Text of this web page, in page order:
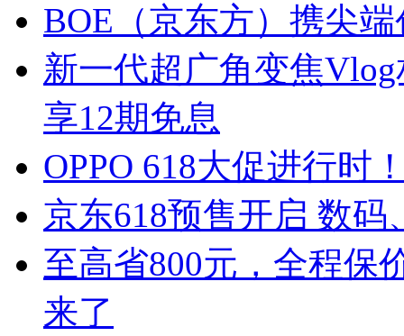
BOE（京东方）携尖
新一代超广角变焦
享12期免息
OPPO 618大促进行时
京东618预售开启 数
至高省800元，全程保
来了